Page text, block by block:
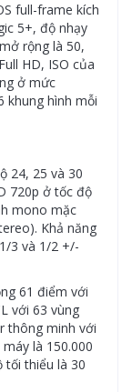
full-frame kích
5+, độ nhạy
rộng là 50,
HD, ISO của
ở mức
khung hình mỗi
24, 25 và 30
720p ở tốc độ
mono mặc
Khả năng
3 và 1/2 +/-
61 điểm với
với 63 vùng
thông minh với
là 150.000
tối thiểu là 30